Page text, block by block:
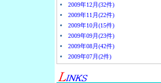
2009年12月(32件)
2009年11月(22件)
2009年10月(15件)
2009年09月(23件)
2009年08月(42件)
2009年07月(2件)